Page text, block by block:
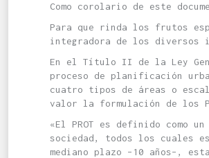
Como corolario de este
Para que rinda los frutos
integradora de los
En el Título II de la Ley
proceso de planificación
cuatro tipos de áreas o
valor la formulación de los
«El PROT es definido como
sociedad, todos los cuales
mediano plazo –10 años–,